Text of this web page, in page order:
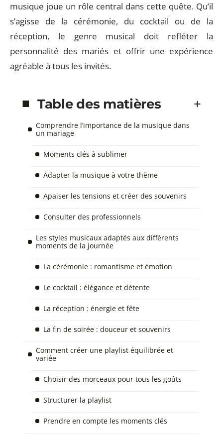
musique joue un rôle central dans cette quête. Qu’il
s’agisse de la cérémonie, du cocktail ou de la
réception, le genre musical doit refléter la
personnalité des mariés et offrir une expérience
agréable à tous les invités.
Table des matières
Comprendre l’importance de la musique dans
un mariage
Moments clés à sublimer
Adapter la musique à votre thème
Apaiser les tensions et créer des souvenirs
Consulter des professionnels
Les styles musicaux adaptés aux différents
moments de la journée
La cérémonie : romantisme et émotion
Le cocktail : élégance et détente
La réception : énergie et fête
La fin de soirée : douceur et souvenirs
Comment créer une playlist équilibrée et
variée
Choisir des morceaux pour tous les goûts
Structurer la playlist
Prendre en compte les moments clés